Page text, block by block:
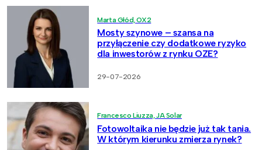
Marta Głód, OX2
Mosty szynowe – szansa na
przyłączenie czy dodatkowe ryzyko
dla inwestorów z rynku OZE?
29-07-2026
Francesco Liuzza, JA Solar
Fotowoltaika nie będzie już tak tania.
W którym kierunku zmierza rynek?